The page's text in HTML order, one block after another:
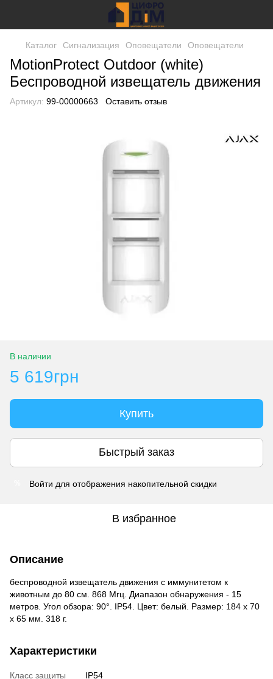
Каталог Сигнализация Оповещатели Оповещатели
MotionProtect Outdoor (white)
Беспроводной извещатель движения
Артикул: 99-00000663 Оставить отзыв
В наличии
5 619грн
Купить
Быстрый заказ
Войти для отображения накопительной скидки
В избранное
Описание
беспроводной извещатель движения с иммунитетом к
животным до 80 см. 868 Мгц. Диапазон обнаружения - 15
метров. Угол обзора: 90°. IP54. Цвет: белый. Размер: 184 х 70
х 65 мм. 318 г.
Характеристики
Класс защиты
IP54